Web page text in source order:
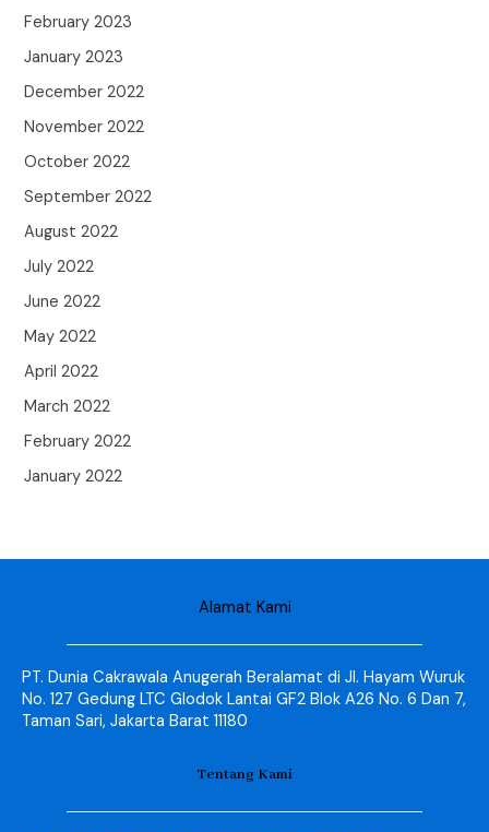
February 2023
January 2023
December 2022
November 2022
October 2022
September 2022
August 2022
July 2022
June 2022
May 2022
April 2022
March 2022
February 2022
January 2022
Alamat Kami
PT. Dunia Cakrawala Anugerah Beralamat di Jl. Hayam Wuruk
No. 127 Gedung LTC Glodok Lantai GF2 Blok A26 No. 6 Dan 7,
Taman Sari, Jakarta Barat 11180
Tentang Kami